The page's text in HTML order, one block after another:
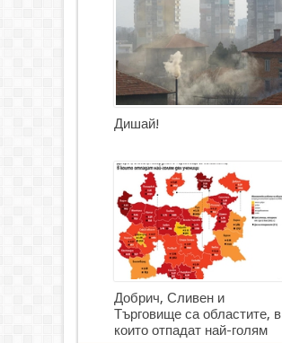
Дишай!
Добрич, Сливен и
Търговище са областите, в
които отпадат най-голям